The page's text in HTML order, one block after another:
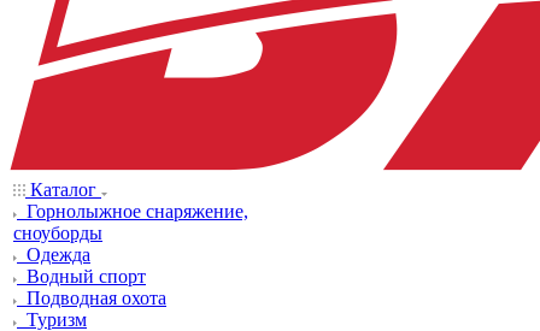
Каталог
Горнолыжное снаряжение,
сноуборды
Одежда
Водный спорт
Подводная охота
Туризм